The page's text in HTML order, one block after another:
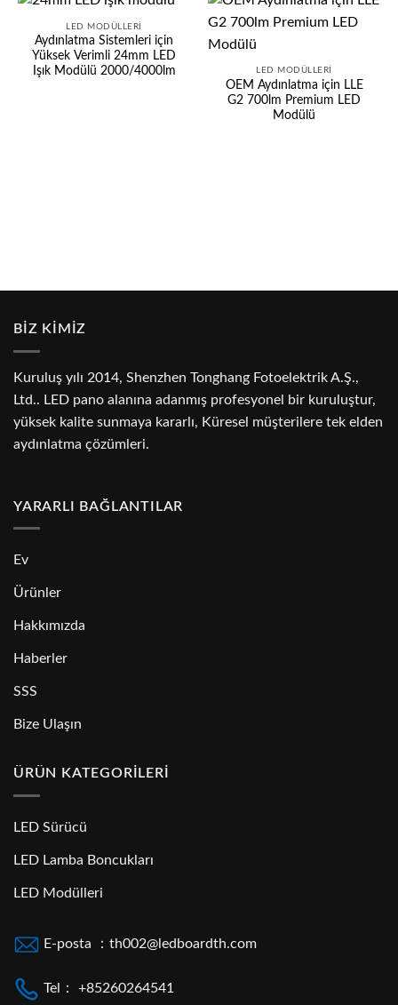
LED MODÜLLERI
Aydınlatma Sistemleri için
Yüksek Verimli 24mm LED
Işık Modülü 2000/4000lm
LED MODÜLLERI
OEM Aydınlatma için LLE
G2 700lm Premium LED
Modülü
BİZ KİMİZ
Kuruluş yılı 2014, Shenzhen Tonghang Fotoelektrik A.Ş.,
Ltd.. LED pano alanına adanmış profesyonel bir kuruluştur,
yüksek kalite sunmaya kararlı, Küresel müşterilere tek elden
aydınlatma çözümleri.
YARARLI BAĞLANTILAR
Ev
Ürünler
Hakkımızda
Haberler
SSS
Bize Ulaşın
ÜRÜN KATEGORILERI
LED Sürücü
LED Lamba Boncukları
LED Modülleri
E-posta ：th002@ledboardth.com
Tel： +85260264541